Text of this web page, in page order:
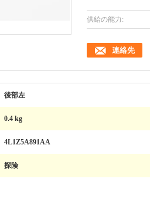
供給の能力:
連絡先
後部左
0.4 kg
4L1Z5A891AA
探険